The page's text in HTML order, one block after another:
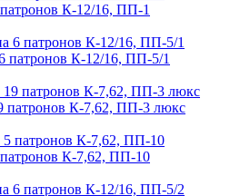
К-12/16, ПП-1
патронов К-12/16, ПП-5/1
патронов К-7,62, ПП-3 люкс
К-7,62, ПП-10